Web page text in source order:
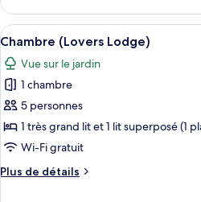
Double
ou
avec
lits
jumeaux
le
type
de
chambre
Chambre
Deluxe
Double
ou
avec
lits
jumeaux
Afficher
toutes
les
photos
pour
ce
type
chambre :
9
Chambre (Lovers Lodge)
Vue sur le jardin
1 chambre
5 personnes
1 très grand lit et 1 lit superposé (1
Wi-Fi gratuit
Plus de détails
Plus